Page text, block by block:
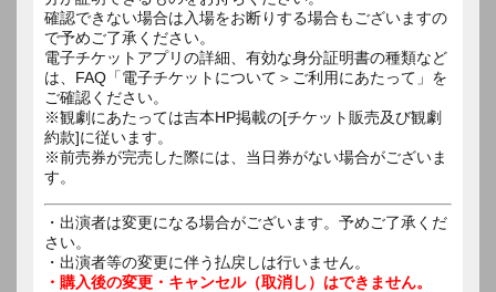
確認できない場合は入場をお断りする場合もございますの
で予めご了承ください。
電子チケットアプリの詳細、有効な身分証明書の種類など
は、FAQ「電子チケットについて＞ご利用にあたって」を
ご確認ください。
※観劇にあたっては吉本HP掲載の[チケット販売及び観劇
約款]に従います。
※前売券が完売した際には、当日券がない場合がございま
す。
・出演者は変更になる場合がございます。予めご了承くだ
さい。
・出演者等の変更に伴う払戻しは行いません。
・購入後の変更・キャンセル（取消し）はできません。